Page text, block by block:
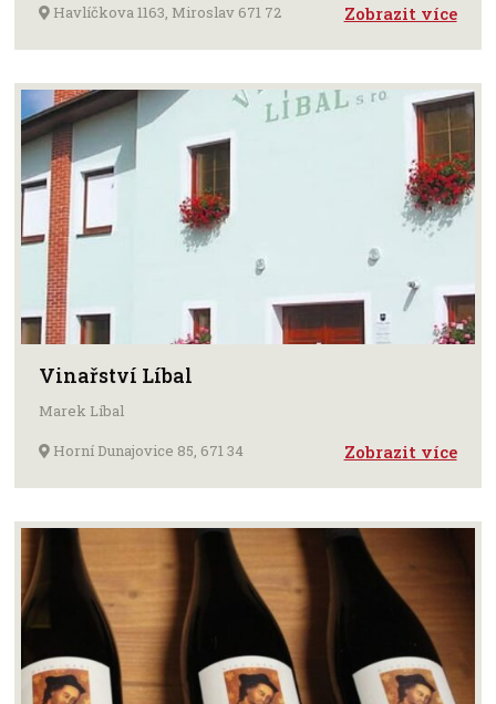
Havlíčkova 1163, Miroslav 671 72
Zobrazit více
Vinařství Líbal
Marek Líbal
Horní Dunajovice 85, 671 34
Zobrazit více